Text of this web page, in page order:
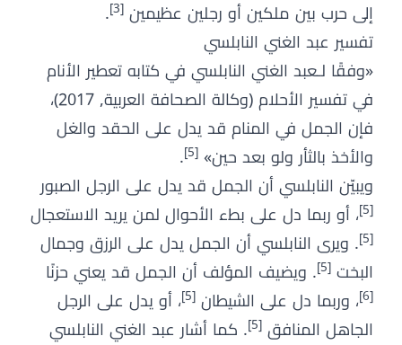
إلى حرب بين ملكين أو رجلين عظيمين [3]
.
تفسير عبد الغني النابلسي
«وفقًا لـعبد الغني النابلسي في كتابه تعطير الأنام
في تفسير الأحلام (وكالة الصحافة العربية, 2017)،
فإن الجمل في المنام قد يدل على الحقد والغل
والأخذ بالثأر ولو بعد حين» [5]
.
ويبيّن النابلسي أن الجمل قد يدل على الرجل الصبور
[5] ، أو ربما دل على بطء الأحوال لمن يريد الاستعجال
[5] . ويرى النابلسي أن الجمل يدل على الرزق وجمال
البخت [5] . ويضيف المؤلف أن الجمل قد يعني حزنًا
[6] ، وربما دل على الشيطان [5] ، أو يدل على الرجل
الجاهل المنافق [5] . كما أشار عبد الغني النابلسي